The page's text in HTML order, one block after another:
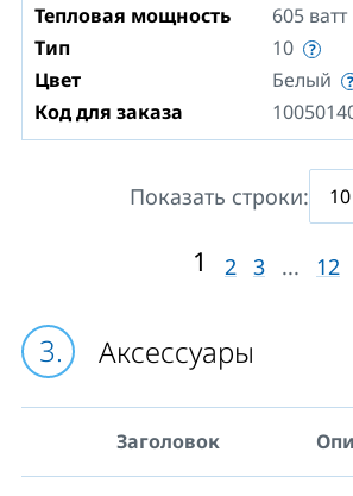
Тепловая мощность
605 ватт
Тип
10
Цвет
Белый
Код для заказа
Показать строки:
1 2 3 ... 12
Aксессуары
Заголовок